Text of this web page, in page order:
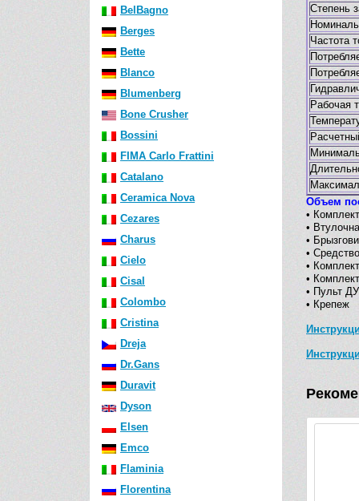
BelBagno
Berges
Bette
Blanco
Blumenberg
Bone Crusher
Bossini
FIMA Carlo Frattini
Catalano
Ceramica Nova
Cezares
Charus
Cielo
Cisal
Colombo
Cristina
Dreja
Dr.Gans
Duravit
Dyson
Elsen
Emco
Flaminia
Florentina
Степень
Частота
Рабочая
Объем
•
•
•
•
•
•
• Пульт
• Крепеж